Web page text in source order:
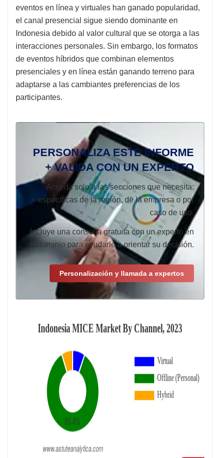
eventos en línea y virtuales han ganado popularidad,
el canal presencial sigue siendo dominante en
Indonesia debido al valor cultural que se otorga a las
interacciones personales. Sin embargo, los formatos
de eventos híbridos que combinan elementos
presenciales y en línea están ganando terreno para
adaptarse a las cambiantes preferencias de los
participantes.
PERSONALIZA ESTE INFORME
+ VALIDA CON UN EXPERTO
Acceda solo a las secciones que necesita:
específicas de la región, de la empresa o por
caso de uso.
Incluye una consulta gratuita con un experto en
el dominio para ayudarle a orientar su decisión.
Personalización y llamada a expertos